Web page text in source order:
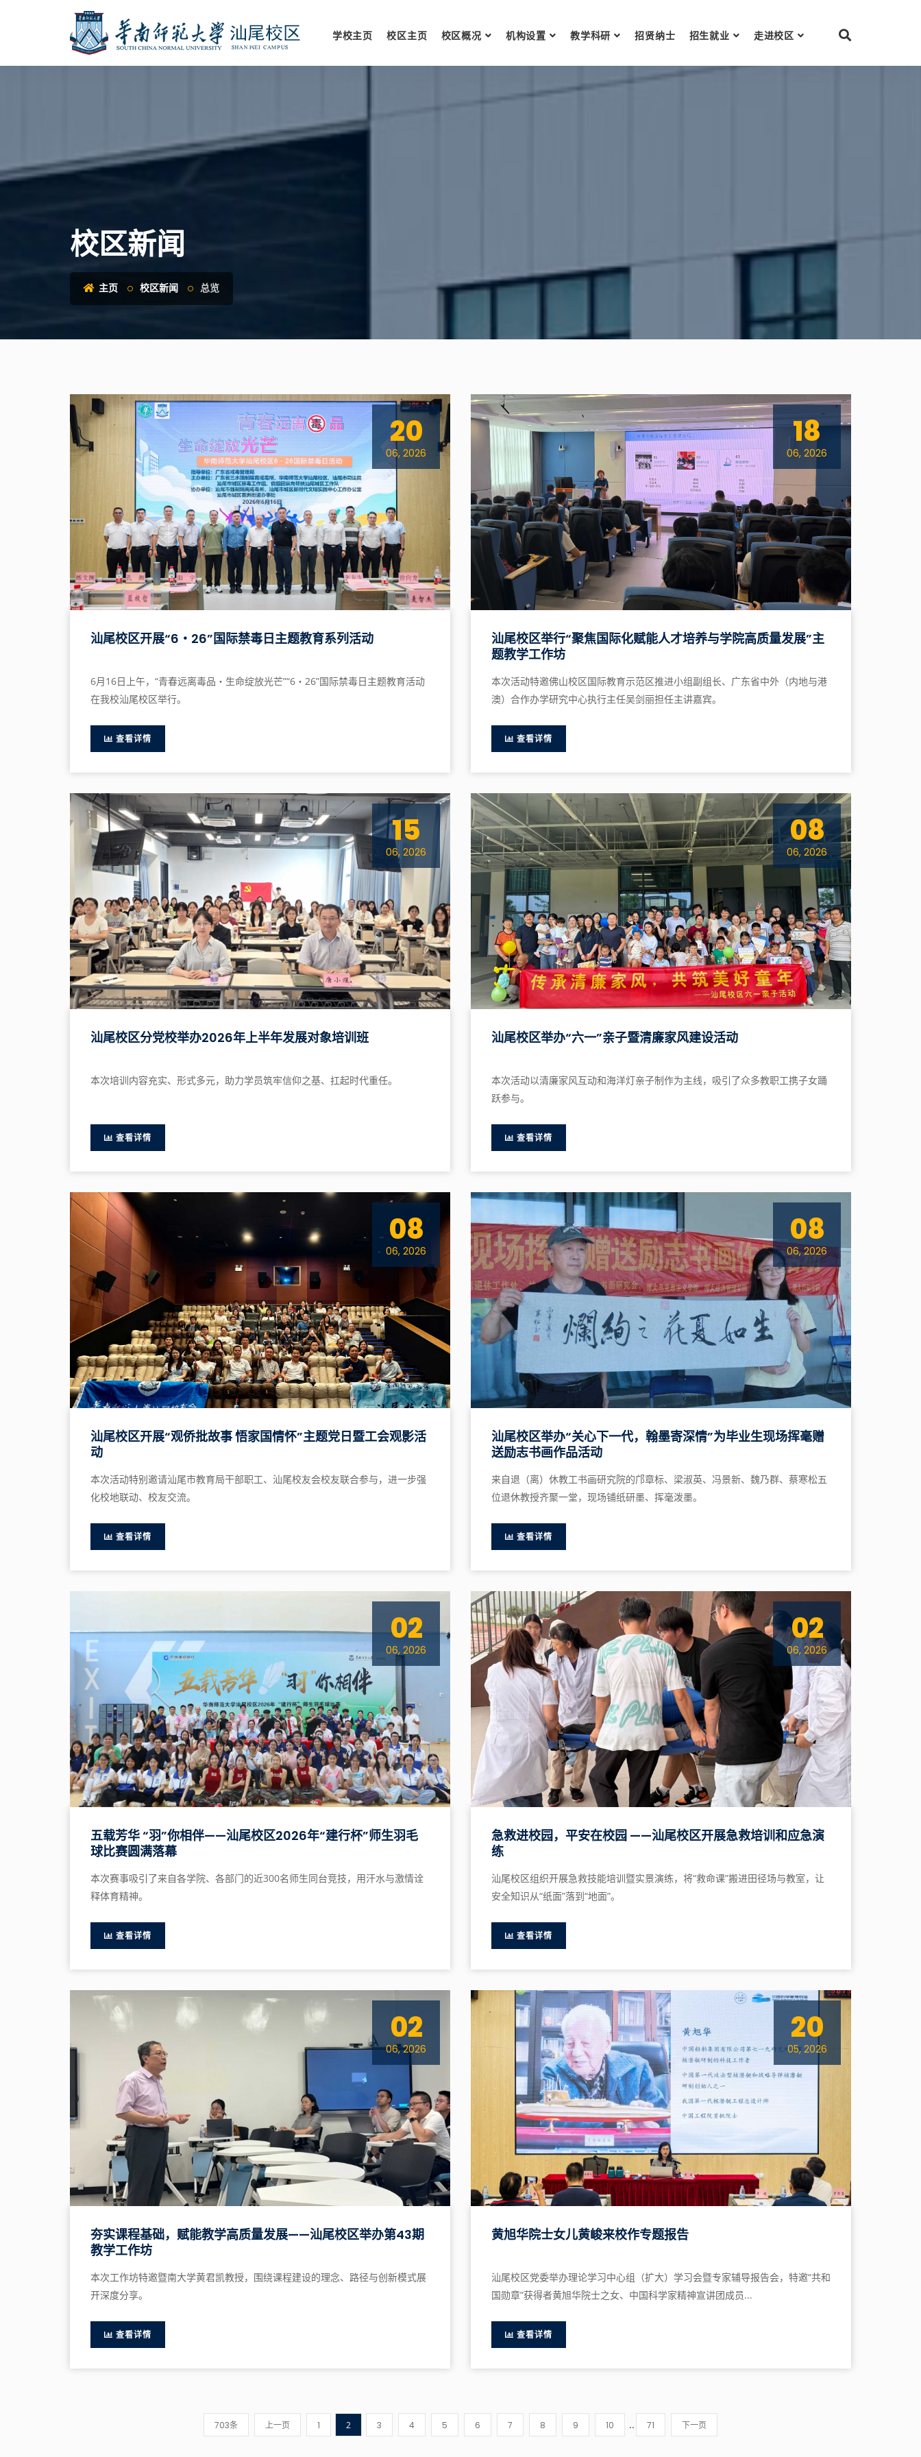
学校主页 校区主页 校区概况 机构设置 教学科研 招贤纳士 招生就业 走进校区
校区新闻
主页 校区新闻 总览
20
06, 2026
汕尾校区开展“6・26”国际禁毒日主题教育系列活动
6月16日上午，“青春远离毒品・生命绽放光芒”“6・26”国际禁毒日主题教育活动
在我校汕尾校区举行。
查看详情
18
06, 2026
汕尾校区举行“聚焦国际化赋能人才培养与学院高质量发展”主
题教学工作坊
本次活动特邀佛山校区国际教育示范区推进小组副组长、广东省中外（内地与港
澳）合作办学研究中心执行主任吴剑丽担任主讲嘉宾。
查看详情
15
06, 2026
汕尾校区分党校举办2026年上半年发展对象培训班
本次培训内容充实、形式多元，助力学员筑牢信仰之基、扛起时代重任。
查看详情
08
06, 2026
汕尾校区举办“六一”亲子暨清廉家风建设活动
本次活动以清廉家风互动和海洋灯亲子制作为主线，吸引了众多教职工携子女踊
跃参与。
查看详情
08
06, 2026
汕尾校区开展“观侨批故事 悟家国情怀”主题党日暨工会观影活
动
本次活动特别邀请汕尾市教育局干部职工、汕尾校友会校友联合参与，进一步强
化校地联动、校友交流。
查看详情
08
06, 2026
汕尾校区举办“关心下一代，翰墨寄深情”为毕业生现场挥毫赠
送励志书画作品活动
来自退（离）休教工书画研究院的邝章标、梁淑英、冯景新、魏乃群、蔡寒松五
位退休教授齐聚一堂，现场铺纸研墨、挥毫泼墨。
查看详情
02
06, 2026
五载芳华 “羽”你相伴——汕尾校区2026年“建行杯”师生羽毛
球比赛圆满落幕
本次赛事吸引了来自各学院、各部门的近300名师生同台竞技，用汗水与激情诠
释体育精神。
查看详情
02
06, 2026
急救进校园，平安在校园 ——汕尾校区开展急救培训和应急演
练
汕尾校区组织开展急救技能培训暨实景演练，将“救命课”搬进田径场与教室，让
安全知识从“纸面”落到“地面”。
查看详情
02
06, 2026
夯实课程基础，赋能教学高质量发展——汕尾校区举办第43期
教学工作坊
本次工作坊特邀暨南大学黄君凯教授，围绕课程建设的理念、路径与创新模式展
开深度分享。
查看详情
20
05, 2026
黄旭华院士女儿黄峻来校作专题报告
汕尾校区党委举办理论学习中心组（扩大）学习会暨专家辅导报告会，特邀“共和
国勋章”获得者黄旭华院士之女、中国科学家精神宣讲团成员...
查看详情
703条 上一页 1 2 3 4 5 6 7 8 9 10 .. 71 下一页